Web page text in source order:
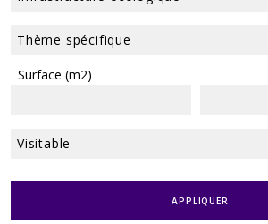
Surface (m2)
APPLIQUER